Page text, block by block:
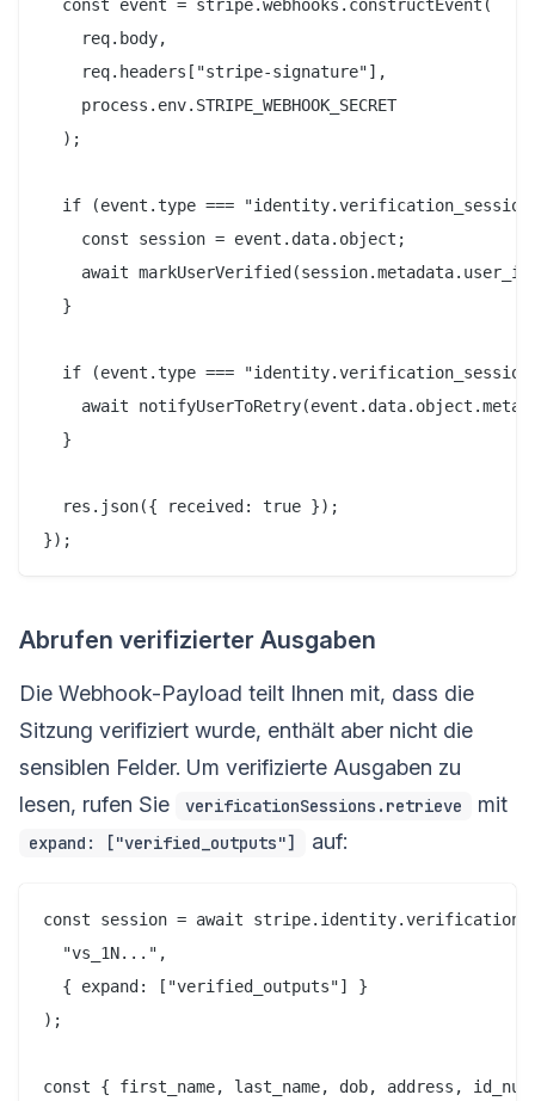
  const event = stripe.webhooks.constructEvent(
    req.body,
    req.headers["stripe-signature"],
    process.env.STRIPE_WEBHOOK_SECRET
  );
if (event.type ===
    const session = event.data.object;
await
  }
if (event.type ===
await
  }
  res.json({ received: true });
Abrufen verifizierter Ausgaben
Die Webhook-Payload teilt Ihnen mit, dass die
Sitzung verifiziert wurde, enthält aber nicht die
sensiblen Felder. Um verifizierte Ausgaben zu
lesen, rufen Sie
verificationSessions.retrieve mit
expand: ["verified_outputs"] auf:
const session = await
  "vs_1N...",
  { expand: ["verified_outputs"] }
);